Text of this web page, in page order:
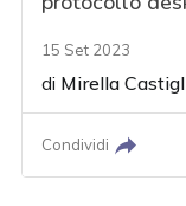
15 Set 2023
di Mirella
Condividi